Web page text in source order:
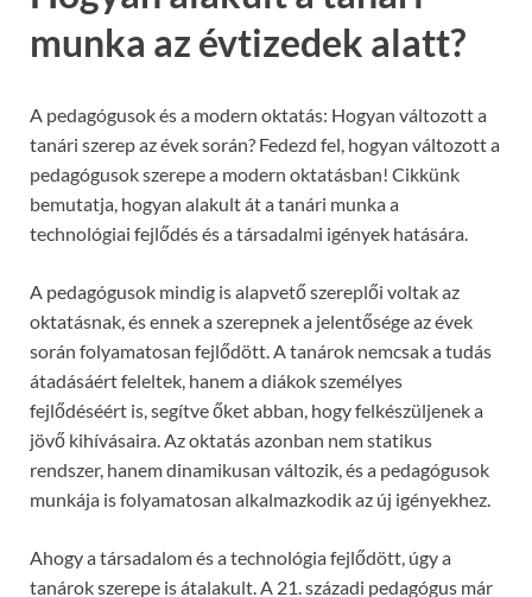
munka az évtizedek alatt?
A pedagógusok és a modern oktatás: Hogyan változott a
tanári szerep az évek során? Fedezd fel, hogyan változott a
pedagógusok szerepe a modern oktatásban! Cikkünk
bemutatja, hogyan alakult át a tanári munka a
technológiai fejlődés és a társadalmi igények hatására.
A pedagógusok mindig is alapvető szereplői voltak az
oktatásnak, és ennek a szerepnek a jelentősége az évek
során folyamatosan fejlődött. A tanárok nemcsak a tudás
átadásáért feleltek, hanem a diákok személyes
fejlődéséért is, segítve őket abban, hogy felkészüljenek a
jövő kihívásaira. Az oktatás azonban nem statikus
rendszer, hanem dinamikusan változik, és a pedagógusok
munkája is folyamatosan alkalmazkodik az új igényekhez.
Ahogy a társadalom és a technológia fejlődött, úgy a
tanárok szerepe is átalakult. A 21. századi pedagógus már